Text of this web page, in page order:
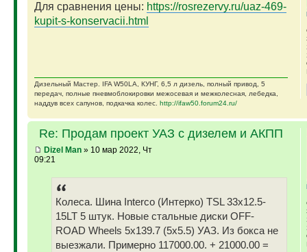
Для сравнения цены: https://rosrezervy.ru/uaz-469-
kupit-s-konservacii.html
Дизельный Мастер. IFA W50LA, КУНГ, 6,5 л дизель, полный привод, 5
передач, полные пневмоблокировки межосевая и межколесная, лебедка,
наддув всех сапунов, подкачка колес. http://ifaw50.forum24.ru/
Re: Продам проект УАЗ с дизелем и АКПП
Dizel Man» 10 мар 2022, Чт
09:21
Колеса. Шина Interco (Интерко) TSL 33x12.5-
15LT 5 штук. Новые стальные диски OFF-
ROAD Wheels 5x139.7 (5x5.5) УАЗ. Из бокса не
выезжали. Примерно 117000.00. + 21000.00 =